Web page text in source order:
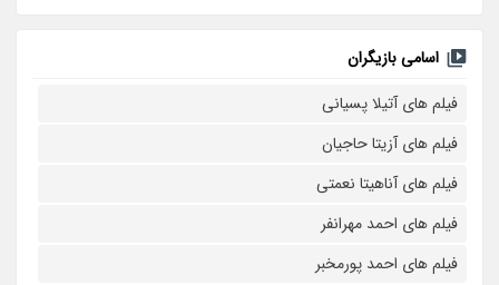
اسامی بازیگران
فیلم های آتیلا پسیانی
فیلم های آزیتا حاجیان
فیلم های آناهیتا نعمتی
فیلم های احمد مهرانفر
فیلم های احمد پورمخبر